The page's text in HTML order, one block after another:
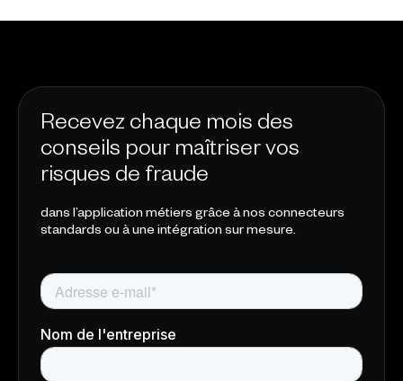
Recevez chaque mois des
conseils pour maîtriser vos
risques de fraude
dans l’application métiers grâce à nos connecteurs
standards ou à une intégration sur mesure.